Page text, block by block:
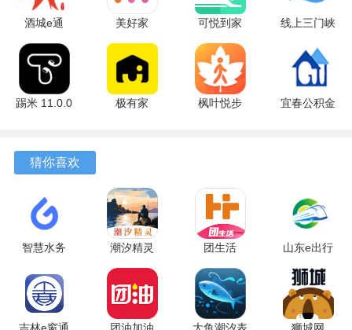
酒城e通
3.2.5 最新
版
美好家
1.5.4 安卓
版
可悦到家
2.0.25 安卓
版
线上三门峡
版
踢米 11.0.0
极有家
枫叶悦步
宜春公积金
猜你喜欢
智慧水务
版
潮汐精灵
3.3.353 安
卓版
团生活
2.0.1 安卓
版
山东e出行
安卓版